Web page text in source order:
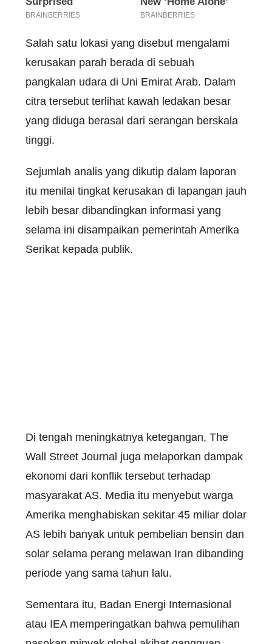
Salah satu lokasi yang disebut mengalami
kerusakan parah berada di sebuah
pangkalan udara di Uni Emirat Arab. Dalam
citra tersebut terlihat kawah ledakan besar
yang diduga berasal dari serangan berskala
tinggi.
Sejumlah analis yang dikutip dalam laporan
itu menilai tingkat kerusakan di lapangan jauh
lebih besar dibandingkan informasi yang
selama ini disampaikan pemerintah Amerika
Serikat kepada publik.
Di tengah meningkatnya ketegangan, The
Wall Street Journal juga melaporkan dampak
ekonomi dari konflik tersebut terhadap
masyarakat AS. Media itu menyebut warga
Amerika menghabiskan sekitar 45 miliar dolar
AS lebih banyak untuk pembelian bensin dan
solar selama perang melawan Iran dibanding
periode yang sama tahun lalu.
Sementara itu, Badan Energi Internasional
atau IEA memperingatkan bahwa pemulihan